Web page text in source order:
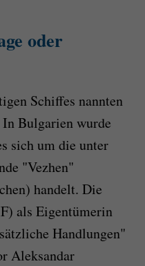
oder
Schiffes nannten
Bulgarien wurde
sich um die unter
"Vezhen"
handelt. Die
als Eigentümerin
Handlungen"
Aleksandar